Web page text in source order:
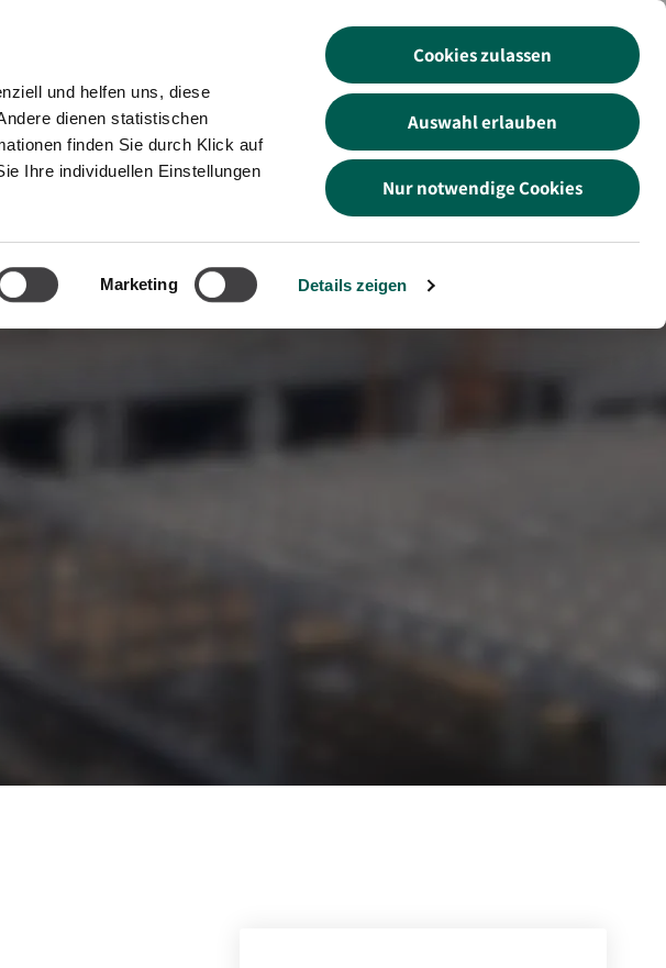
und helfen uns, diese
dienen statistischen
finden Sie durch Klick auf
Ihre individuellen Einstellungen
Marketing Details zeigen
Cookies zulassen
Auswahl erlauben
Nur notwendige Cookies
DE EN TR